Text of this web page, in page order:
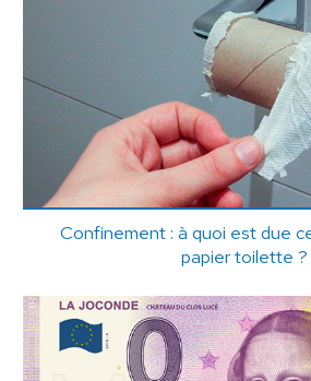
Confinement : à quoi est due
papier toilette ?